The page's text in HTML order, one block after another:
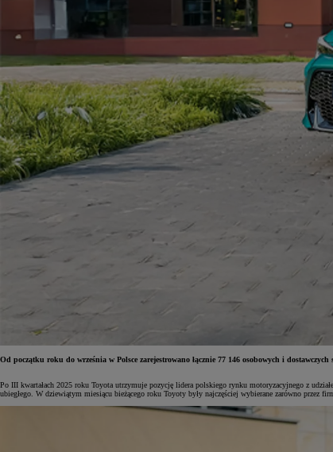
Od81 900 zł
Od początku roku do września w Polsce zarejestrowano łącznie 77 146 osobowych i
Po III kwartałach 2025 roku Toyota utrzymuje pozycję lidera polskiego rynku motoryzacyjnego z
ubiegłego. W dziewiątym miesiącu bieżącego roku Toyoty były najczęściej wybierane zarówno